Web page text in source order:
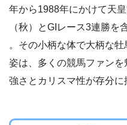
年から1988年にかけて天
（秋）とGIレース3連勝を
。その小柄な体で大柄な
姿は、多くの競馬ファン
強さとカリスマ性が存分に